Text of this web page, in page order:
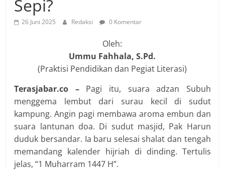
Sepi?
26 Juni 2025 Redaksi 0 Komentar
Oleh:
Ummu Fahhala, S.Pd.
(Praktisi Pendidikan dan Pegiat Literasi)
Terasjabar.co – Pagi itu, suara adzan Subuh
menggema lembut dari surau kecil di sudut
kampung. Angin pagi membawa aroma embun dan
suara lantunan doa. Di sudut masjid, Pak Harun
duduk bersandar. Ia baru selesai shalat dan tengah
memandang kalender hijriah di dinding. Tertulis
jelas, “1 Muharram 1447 H”.